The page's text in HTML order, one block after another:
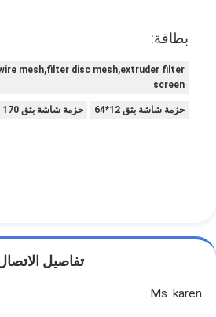
بطاقة:
mesh,filter disc mesh,extruder filter
screen
حزمة شاشة بثق 12*64 حزمة شاشة بثق 170 مم
تفاصيل
Ms. karen